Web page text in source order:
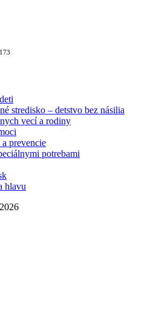
stredisko – detstvo bez násilia
vecí a rodiny
prevencie
potrebami
hlavu